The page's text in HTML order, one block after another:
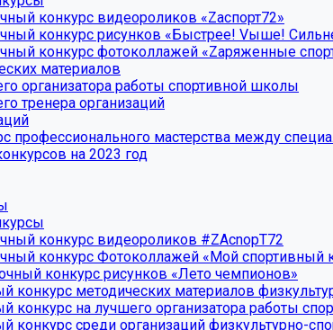
конкурс видеороликов «Zаспорт72»
конкурс рисунков «Быстрее! Vыше!
конкурс фотоколлажей «Zаряженные
материалов
организатора работы спортивной школы
тренера организаций
профессионального мастерства между
на 2023 год
конкурс видеороликов #ZAcnopT72
конкурс Фотоколлажей «Мой спортивный
конкурс рисунков «Лето чемпионов»
конкурс методических материалов
конкурс на лучшего организатора работы
конкурс среди организаций физкультурно-